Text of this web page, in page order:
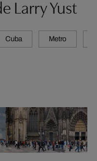
Larry Yust
Cuba Metro